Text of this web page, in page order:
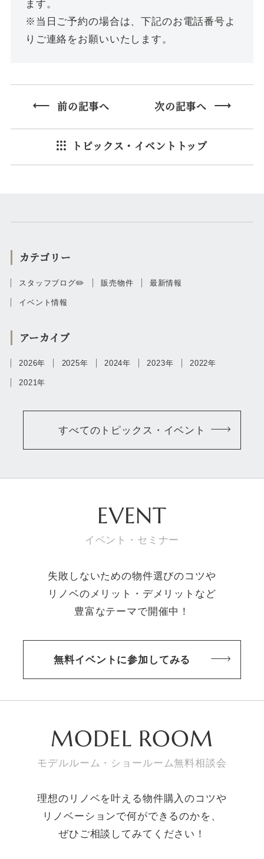
ます。
※当日ご予約の場合は、下記のお電話番号よ
りご連絡をお願いいたします。
前の記事へ
トピックス・イベントトップ
次の記事へ
すべてのトピックス・イベント
カテゴリー
スタッフブログ✏️ 販売物件 最新情報
イベント情報
アーカイブ
2026年 2025年 2024年 2023年 2022年
2021年
EVENT
イベント・セミナー
失敗しないための物件選びのコツや
リノベのメリット・デメリットなど
豊富なテーマで開催中！
無料イベントに参加してみる
MODEL ROOM
モデルルーム・ショールーム無料相談会
理想のリノベを叶える物件購入のコツや
リノベーションで何ができるのかを、
ぜひご相談してみてください！